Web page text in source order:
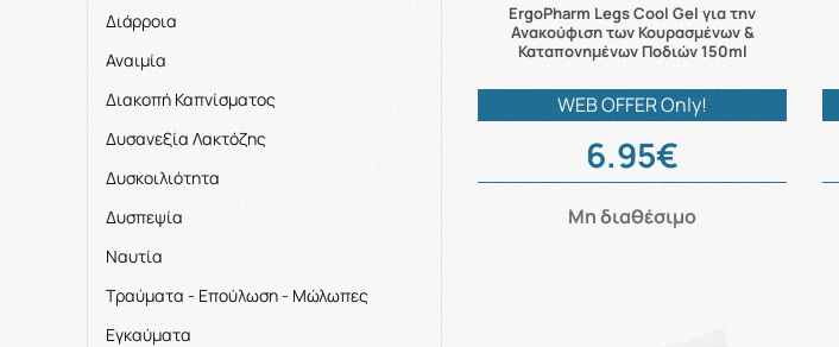
Διάρροια
Αναιμία
Διακοπή Καπνίσματος
Δυσανεξία Λακτόζης
Δυσκοιλιότητα
Δυσπεψία
Ναυτία
Τραύματα - Επούλωση - Μώλωπες
Εγκαύματα
ErgoPharm Legs Cool Gel για την
Ανακούφιση των Κουρασμένων &
Καταπονημένων Ποδιών 150ml
WEB OFFER Only!
6.95€
Μη διαθέσιμο